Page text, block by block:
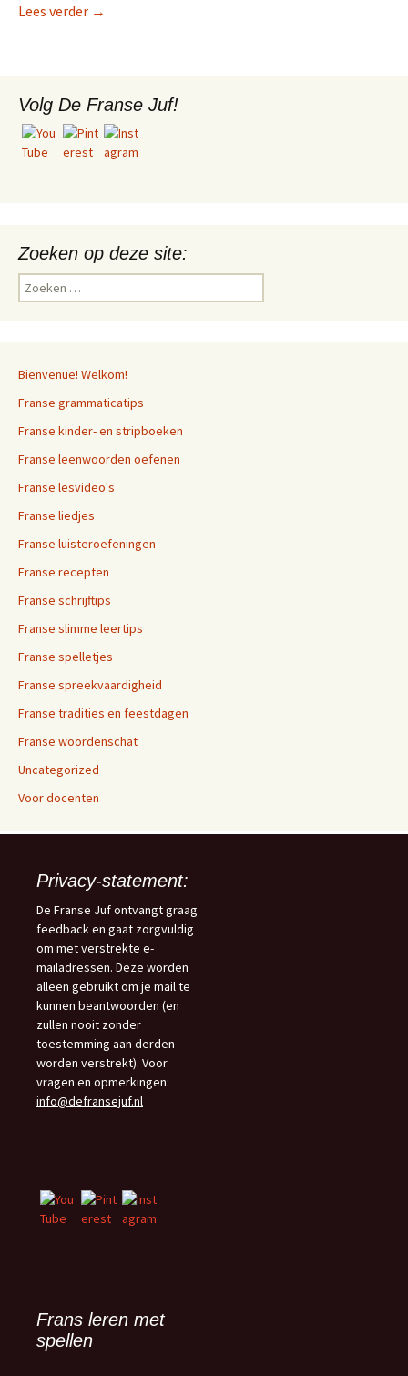
Lees verder Corona in Frankrijk.
→
Volg De Franse Juf!
Zoeken op deze site:
Zoeken
naar:
Bienvenue! Welkom!
Franse grammaticatips
Franse kinder- en stripboeken
Franse leenwoorden oefenen
Franse lesvideo's
Franse liedjes
Franse luisteroefeningen
Franse recepten
Franse schrijftips
Franse slimme leertips
Franse spelletjes
Franse spreekvaardigheid
Franse tradities en feestdagen
Franse woordenschat
Uncategorized
Voor docenten
Privacy-statement:
De Franse Juf ontvangt graag
feedback en gaat zorgvuldig
om met verstrekte e-
mailadressen. Deze worden
alleen gebruikt om je mail te
kunnen beantwoorden (en
zullen nooit zonder
toestemming aan derden
worden verstrekt). Voor
vragen en opmerkingen:
info@defransejuf.nl
Frans leren met
spellen